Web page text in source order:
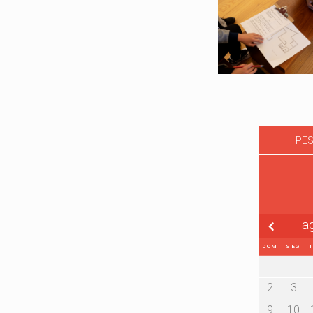
DOM SEG
2
3
9
10